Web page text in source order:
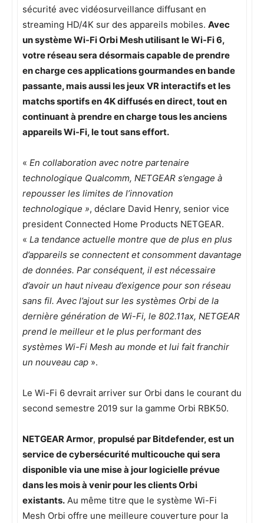
sécurité avec vidéosurveillance diffusant en
streaming HD/4K sur des appareils mobiles. Avec
un système Wi-Fi Orbi Mesh utilisant le Wi-Fi 6,
votre réseau sera désormais capable de prendre
en charge ces applications gourmandes en bande
passante, mais aussi les jeux VR interactifs et les
matchs sportifs en 4K diffusés en direct, tout en
continuant à prendre en charge tous les anciens
appareils Wi-Fi, le tout sans effort.
« En collaboration avec notre partenaire
technologique Qualcomm, NETGEAR s’engage à
repousser les limites de l’innovation
technologique », déclare David Henry, senior vice
president Connected Home Products NETGEAR.
« La tendance actuelle montre que de plus en plus
d’appareils se connectent et consomment davantage
de données. Par conséquent, il est nécessaire
d’avoir un haut niveau d’exigence pour son réseau
sans fil. Avec l’ajout sur les systèmes Orbi de la
dernière génération de Wi-Fi, le 802.11ax, NETGEAR
prend le meilleur et le plus performant des
systèmes Wi-Fi Mesh au monde et lui fait franchir
un nouveau cap ».
Le Wi-Fi 6 devrait arriver sur Orbi dans le courant du
second semestre 2019 sur la gamme Orbi RBK50.
NETGEAR Armor, propulsé par Bitdefender, est un
service de cybersécurité multicouche qui sera
disponible via une mise à jour logicielle prévue
dans les mois à venir pour les clients Orbi
existants. Au même titre que le système Wi-Fi
Mesh Orbi offre une meilleure couverture pour la